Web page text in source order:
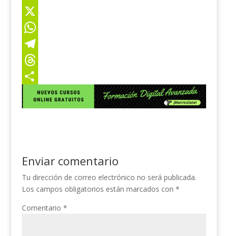
e
b
o
o
k
m
a
L
n
k
e
d
I
X
W
h
a
t
s
p
T
e
l
e
a
m
T
h
r
d
s
C
o
a
r
t
i
Enviar comentario
Tu dirección de correo electrónico no será publicada.
Los campos obligatorios están marcados con *
Comentario *